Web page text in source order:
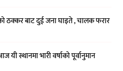
ठक्कर बाट दुई जना घाइते , चालक फरार
स्थानमा भारी वर्षाको पूर्वानुमान